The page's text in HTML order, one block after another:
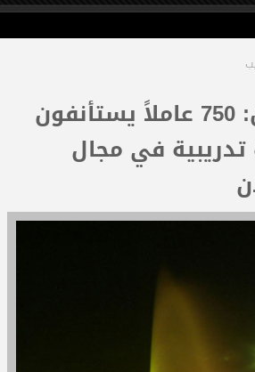
اليمن – عدن: 750 عاملاً يستأنفون
في مجال